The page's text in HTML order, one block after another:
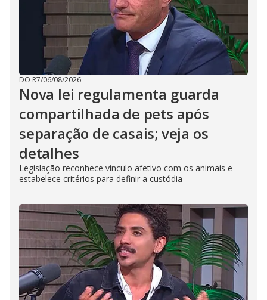
DO R7/06/08/2026
Nova lei regulamenta guarda
compartilhada de pets após
separação de casais; veja os
detalhes
Legislação reconhece vínculo afetivo com os animais e
estabelece critérios para definir a custódia